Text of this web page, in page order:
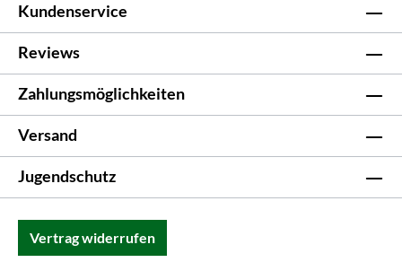
Kundenservice
Reviews
Zahlungsmöglichkeiten
Versand
Jugendschutz
Vertrag widerrufen